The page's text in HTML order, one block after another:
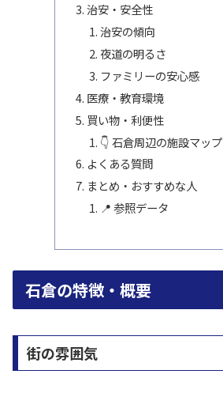
治安・安全性
治安の傾向
夜道の明るさ
ファミリーの安心感
医療・教育環境
買い物・利便性
👇 石倉周辺の施設マップ
よくある質問
まとめ・おすすめな人
📍 参照データ
石倉の特徴・概要
街の雰囲気